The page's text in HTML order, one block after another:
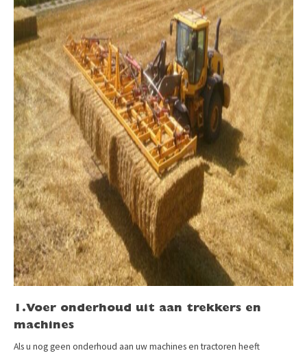
1.Voer onderhoud uit aan trekkers en
machines
Als u nog geen onderhoud aan uw machines en tractoren heeft